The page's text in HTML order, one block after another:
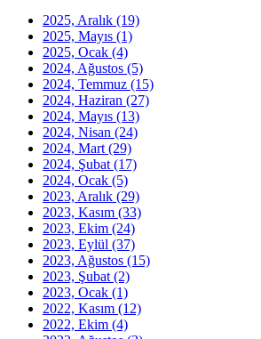
2025, Aralık (19)
2025, Mayıs (1)
2025, Ocak (4)
2024, Ağustos (5)
2024, Temmuz (15)
2024, Haziran (27)
2024, Mayıs (13)
2024, Nisan (24)
2024, Mart (29)
2024, Şubat (17)
2024, Ocak (5)
2023, Aralık (29)
2023, Kasım (33)
2023, Ekim (24)
2023, Eylül (37)
2023, Ağustos (15)
2023, Şubat (2)
2023, Ocak (1)
2022, Kasım (12)
2022, Ekim (4)